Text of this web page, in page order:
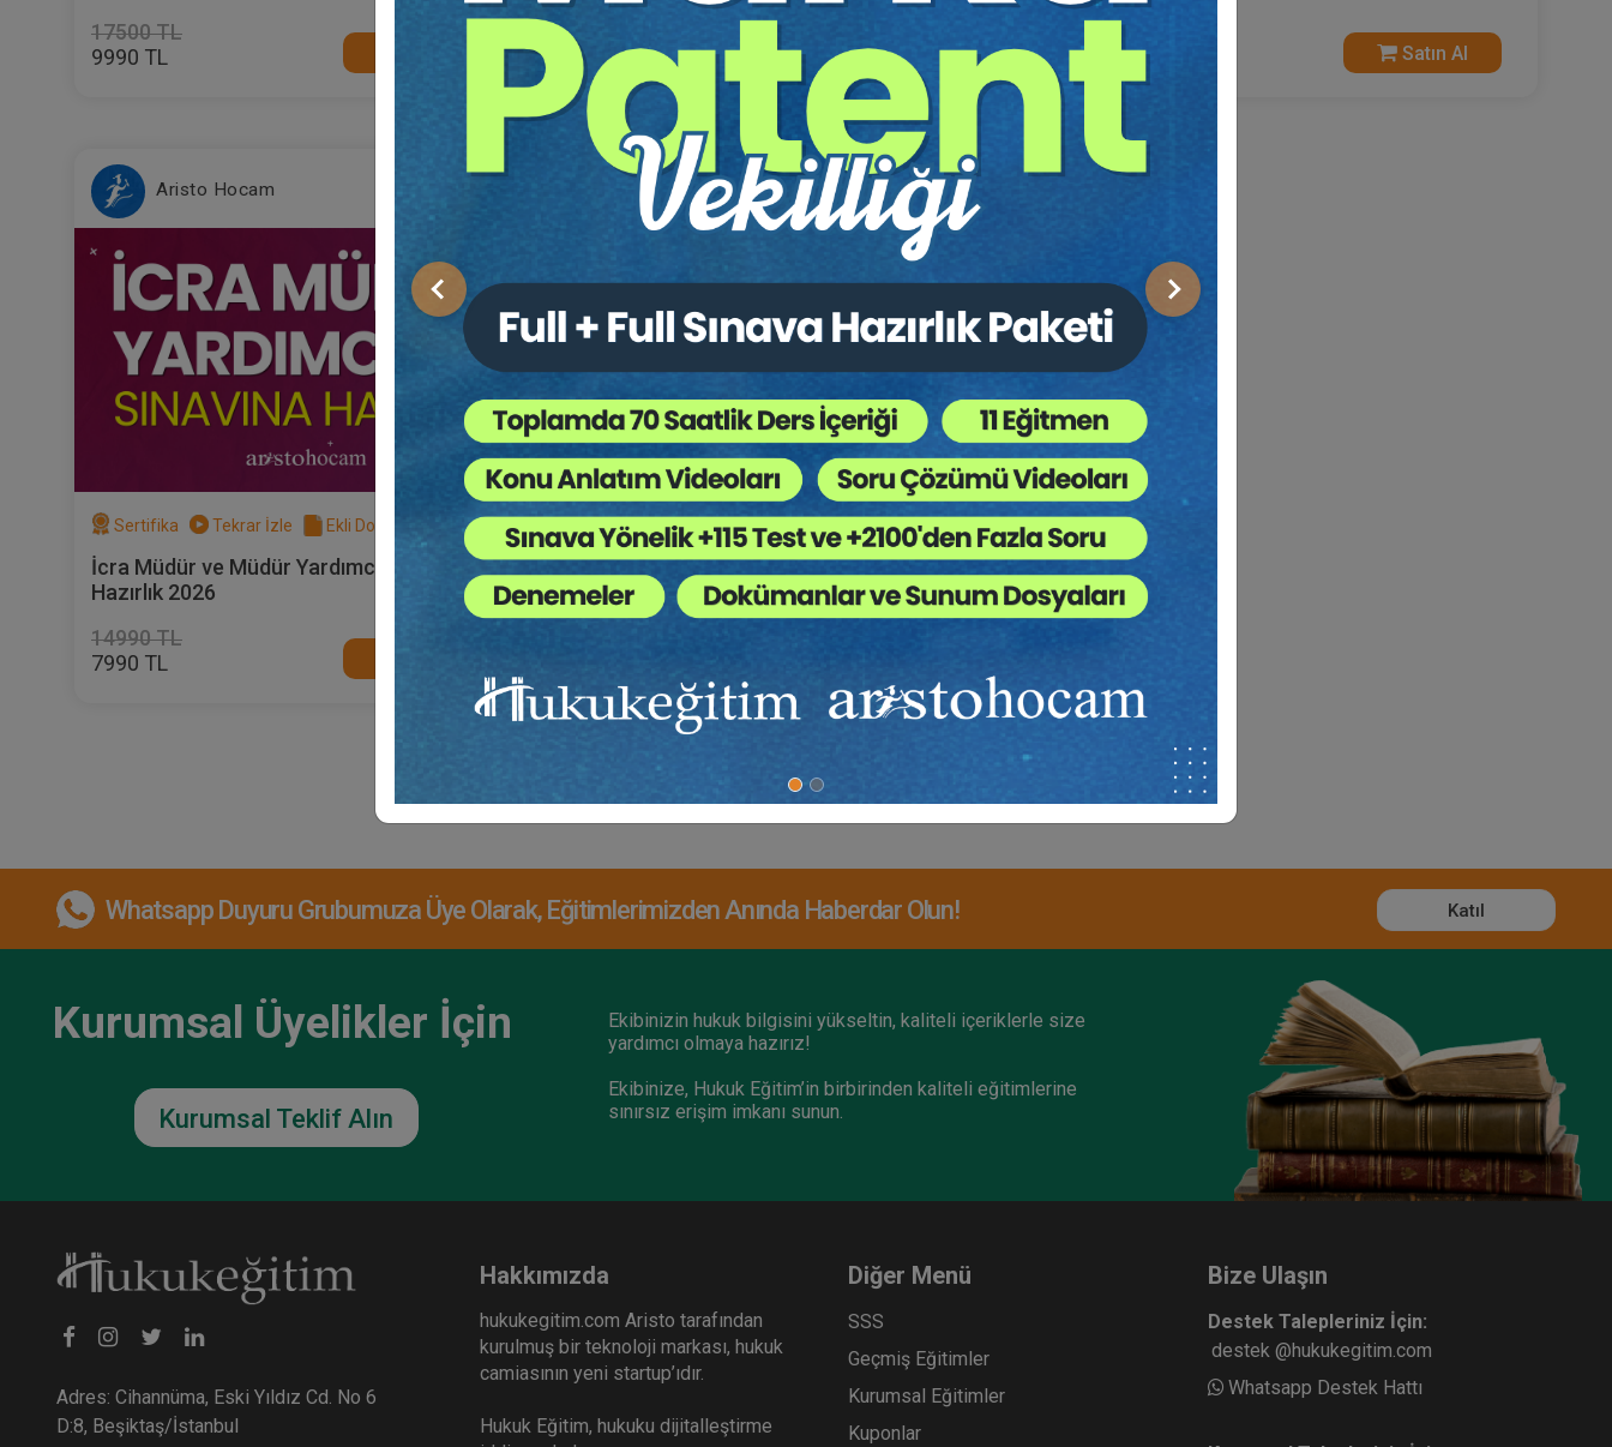
Önceki Sonraki
17500 TL
9990 TL 13990 TL Satın Al
14490 TL
7990 TL Satın Al
Aristo Hocam
Sertifika Tekrar İzle Ekli Dosya
İcra Müdür ve Müdür Yardımcılığı Sınavına
Hazırlık 2026
14990 TL
7990 TL
Aristo Hocam
Sertifika Tekrar İzle Ekli Dosya
Masak Uyum Görevlisi Yetkilendirme Sınavı
Hazırlık Eğitimi
Whatsapp Duyuru Grubumuza Üye Olarak, Eğitimlerimizden Anında Haberdar Olun! Katıl
Kurumsal Üyelikler İçin
Kurumsal Teklif Alın
Ekibinizin hukuk bilgisini yükseltin, kaliteli içeriklerle size
yardımcı olmaya hazırız!
Ekibinize, Hukuk Eğitim’in birbirinden kaliteli eğitimlerine
sınırsız erişim imkanı sunun.
Adres: Cihannüma, Eski Yıldız Cd. No 6
D:8, Beşiktaş/İstanbul
Hakkımızda
hukukegitim.com Aristo tarafından
kurulmuş bir teknoloji markası, hukuk
camiasının yeni startup’ıdır.
Hukuk Eğitim, hukuku dijitalleştirme
Diğer Menü
SSS
Geçmiş Eğitimler
Kurumsal Eğitimler
Kuponlar
Bize Ulaşın
Destek Talepleriniz İçin:
destek @hukukegitim.com
Whatsapp Destek Hattı